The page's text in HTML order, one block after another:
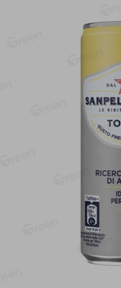
9.99
11.99
охлажд
%